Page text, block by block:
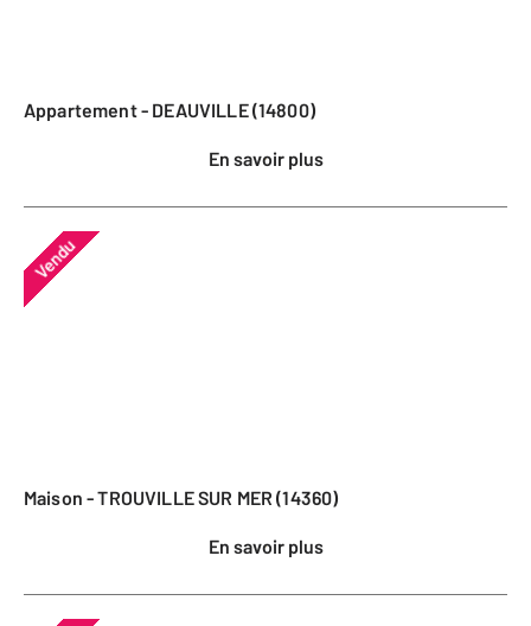
Appartement - DEAUVILLE (14800)
En savoir plus
Vendu
Maison - TROUVILLE SUR MER (14360)
En savoir plus